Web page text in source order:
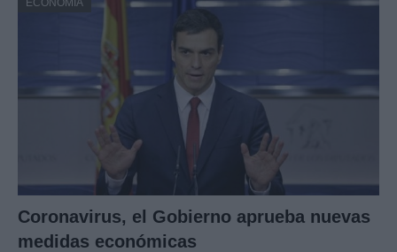
Coronavirus, el Gobierno aprueba nuevas
medidas económicas